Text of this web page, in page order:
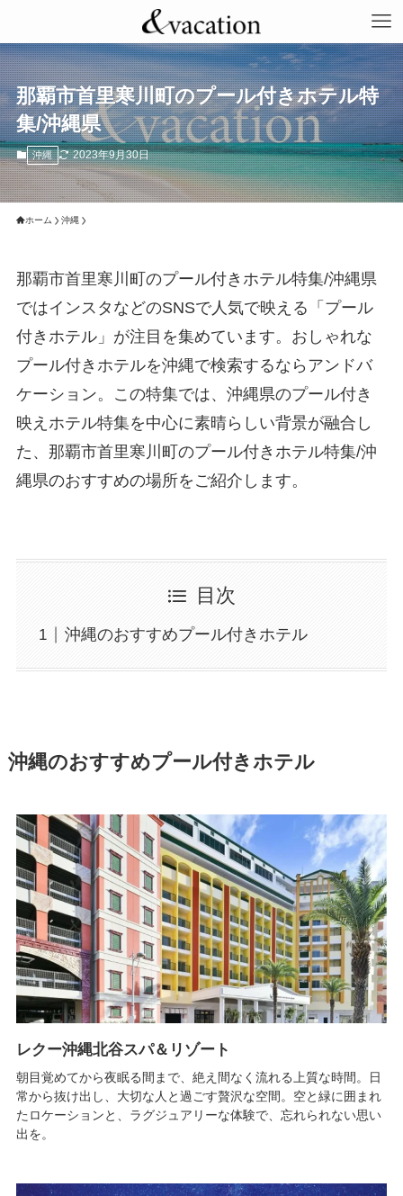
那覇市首里寒川町のプール付きホテル特
集/沖縄県
沖縄 2023年9月30日
ホーム 沖縄
那覇市首里寒川町のプール付きホテル特集/沖縄県
ではインスタなどのSNSで人気で映える「プール
付きホテル」が注目を集めています。おしゃれな
プール付きホテルを沖縄で検索するならアンドバ
ケーション。この特集では、沖縄県のプール付き
映えホテル特集を中心に素晴らしい背景が融合し
た、那覇市首里寒川町のプール付きホテル特集/沖
縄県のおすすめの場所をご紹介します。
目次
沖縄のおすすめプール付きホテル
沖縄のおすすめプール付きホテル
レクー沖縄北谷スパ＆リゾート
朝目覚めてから夜眠る間まで、絶え間なく流れる上質な時間。日
常から抜け出し、大切な人と過ごす贅沢な空間。空と緑に囲まれ
たロケーションと、ラグジュアリーな体験で、忘れられない思い
出を。